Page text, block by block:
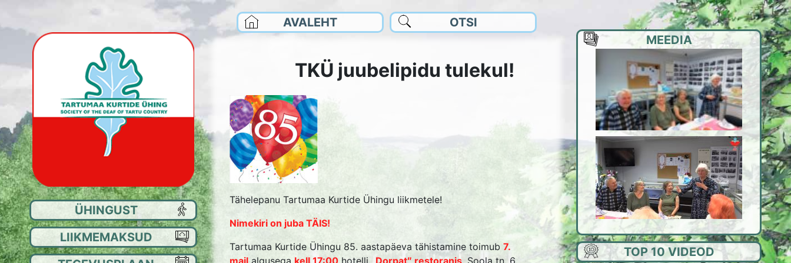
AVALEHT OTSI
TKÜ juubelipidu tulekul!
Tähelepanu Tartumaa Kurtide Ühingu liikmetele!
Nimekiri on juba TÄIS!
Tartumaa Kurtide Ühingu 85. aastapäeva tähistamine toimub 7.
mail algusega kell 17:00 hotelli „Dorpat″ restoranis, Soola tn. 6.
ÜHINGUST
EESMÄRK
JUHATUS
LIIKMEMAKSUD
MEEDIA
TOP 10 VIDEOD